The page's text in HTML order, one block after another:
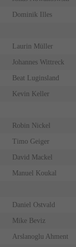
Dominik Illes
Laurin Müller
Johannes Wittreck
Beat Luginsland
Kevin Keller
Robin Nickel
Timo Geiger
David Mackel
Manuel Koukal
Daniel Ostvald
Mike Beviz
Arslanoglu Ahment